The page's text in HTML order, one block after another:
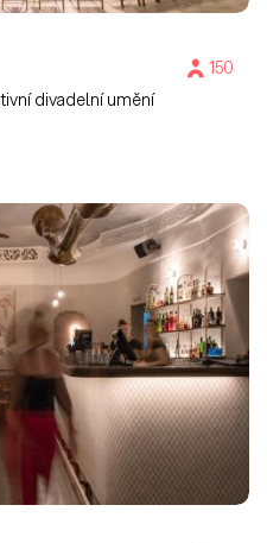
150
divadelní umění